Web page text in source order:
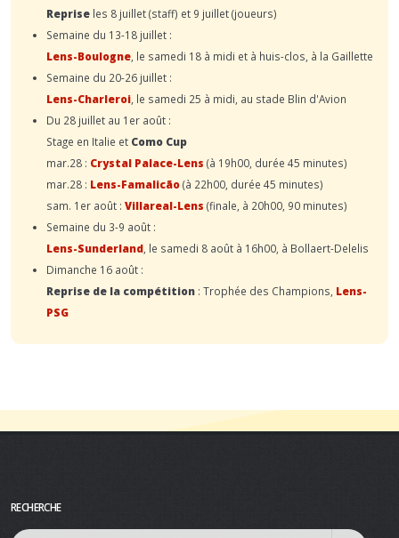
Reprise les 8 juillet (staff) et 9 juillet (joueurs)
Semaine du 13-18 juillet :
Lens-Boulogne , le samedi 18 à midi et à huis-clos, à la Gaillette
Semaine du 20-26 juillet :
Lens-Charleroi , le samedi 25 à midi, au stade Blin d'Avion
Du 28 juillet au 1er août :
Stage en Italie et Como Cup
mar.28 : Crystal Palace-Lens (à 19h00, durée 45 minutes)
mar.28 : Lens-Famalicão(à 22h00, durée 45 minutes)
sam. 1er août : Villareal-Lens (finale, à 20h00, 90 minutes)
Semaine du 3-9 août :
Lens-Sunderland , le samedi 8 août à 16h00, à Bollaert-Delelis
Dimanche 16 août :
Reprise de la compétition : Trophée des Champions, Lens-
PSG
RECHERCHE